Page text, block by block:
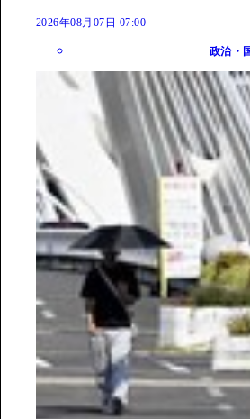
2026年08月07日 07:00
政治・